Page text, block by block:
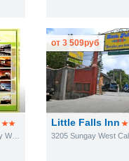
209 Ligaya Drive Brgy. Sungay West
Little Falls Inn
3205 Sungay West
от3 509руб